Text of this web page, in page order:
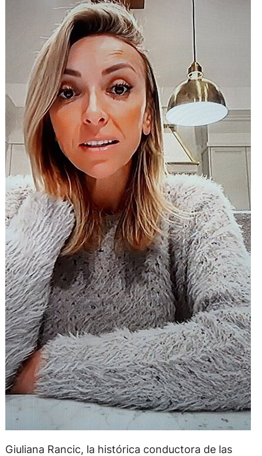
Giuliana Rancic, la histórica conductora de las